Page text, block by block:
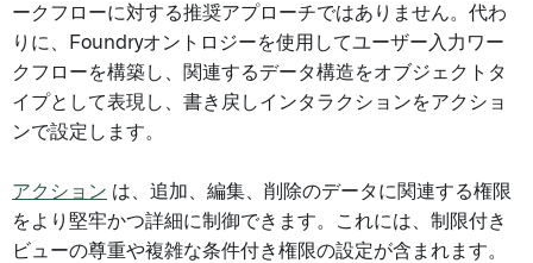
ークフローに対する推奨アプローチではありません。代わ
りに、Foundryオントロジーを使用してユーザー入力ワー
クフローを構築し、関連するデータ構造をオブジェクトタ
イプとして表現し、書き戻しインタラクションをアクショ
ンで設定します。
アクション は、追加、編集、削除のデータに関連する権限
をより堅牢かつ詳細に制御できます。これには、制限付き
ビューの尊重や複雑な条件付き権限の設定が含まれます。